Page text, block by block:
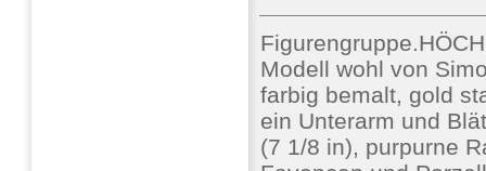
Modell wohl von
farbig bemalt, gold
ein Unterarm und
(7 1/8 in), purpurne